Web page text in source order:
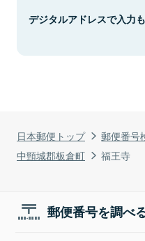
日本郵便トップ 郵便番号
中頸城郡板倉町
福王寺
デジタルアドレスで入力
郵便番号を調べ